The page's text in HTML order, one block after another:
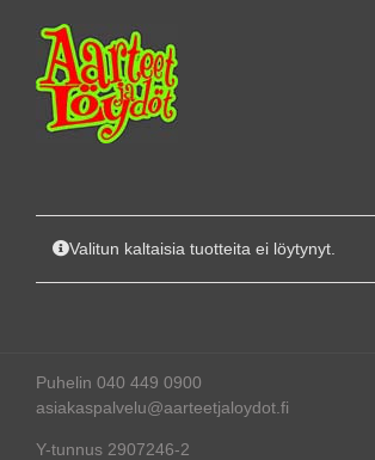
content
Valitun kaltaisia tuotteita ei löytynyt.
Puhelin 040 449 0900
asiakaspalvelu@aarteetjaloydot.fi
Y-tunnus 2907246-2